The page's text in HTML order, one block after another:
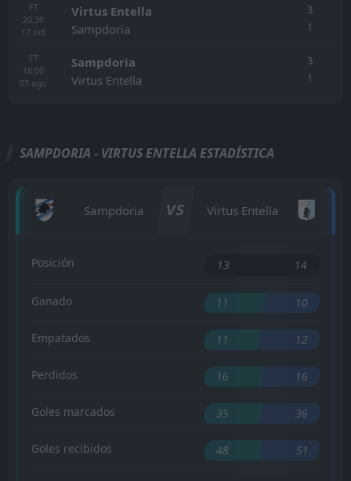
FT
20:30
17 oct
Virtus Entella
Sampdoria
3
1
FT
18:00
03 ago
Sampdoria
Virtus Entella
3
1
SAMPDORIA - VIRTUS ENTELLA ESTADÍSTICA
Sampdoria VS Virtus Entella
Posición 13 14
Ganado 11 10
Empatados 11 12
Perdidos 16 16
Goles marcados 35 36
Goles recibidos 48 51